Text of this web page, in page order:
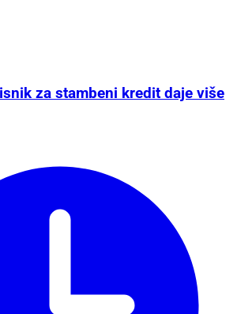
za stambeni kredit daje više